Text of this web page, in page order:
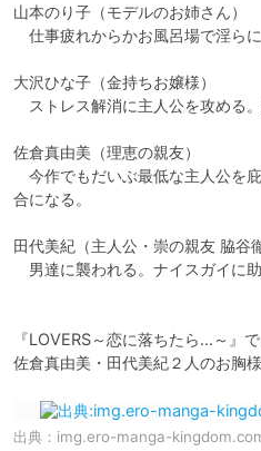
山本のり子（モデルのお姉さん）
仕事疲れからかお風呂場で淫らに
大沢ひな子（金持ちお嬢様）
ストレス解消に主人公を攻める。
佐倉真由美（理恵の親友）
今作でもだいぶ最低な主人公を
合になる。
田代美紀（主人公・崇の親友 脇谷
男達に襲われる。ナイスガイに助
『LOVERS～恋に落ちたら…～』
佐倉真由美・田代美紀２人のお胸
出典： img.ero-manga-